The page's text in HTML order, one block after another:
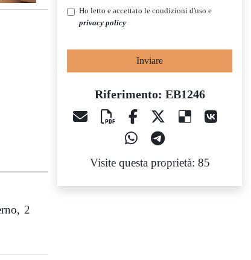
2
Ho letto e accettato le condizioni d'uso e
privacy policy
Inviare
Riferimento: EB1246
Visite questa proprietà: 85